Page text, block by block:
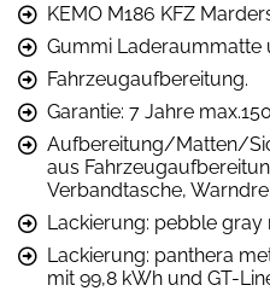
KEMO M186 KFZ
Gummi Laderaummatte
Fahrzeugaufbereitung.
Garantie: 7 Jahre
Aufbereitung/Matten/
aus
Verbandtasche,
Lackierung: pebble gray
Lackierung: panthera
mit 99,8 kWh und GT-